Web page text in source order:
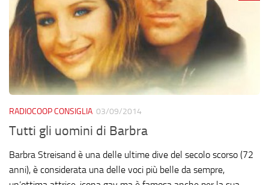
RADIOCOOP CONSIGLIA 03/09/2014
Tutti gli uomini di Barbra
Barbra Streisand è una delle ultime dive del secolo scorso (72
anni), è considerata una delle voci più belle da sempre,